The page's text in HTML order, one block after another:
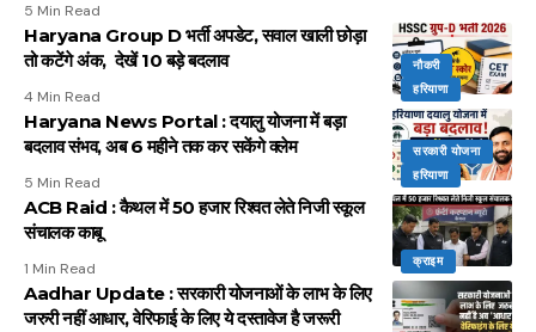
5 Min Read
नौकरी
हरियाणा
Haryana Group D भर्ती अपडेट, सवाल खाली छोड़ा
तो कटेंगे अंक, देखें 10 बड़े बदलाव
4 Min Read
सरकारी योजना
हरियाणा
Haryana News Portal : दयालु योजना में बड़ा
बदलाव संभव, अब 6 महीने तक कर सकेंगे क्लेम
5 Min Read
क्राइम
ACB Raid : कैथल में 50 हजार रिश्वत लेते निजी स्कूल
संचालक काबू
1 Min Read
Aadhar Update : सरकारी योजनाओं के लाभ के लिए
जरुरी नहीं आधार, वेरिफाई के लिए ये दस्तावेज है जरूरी